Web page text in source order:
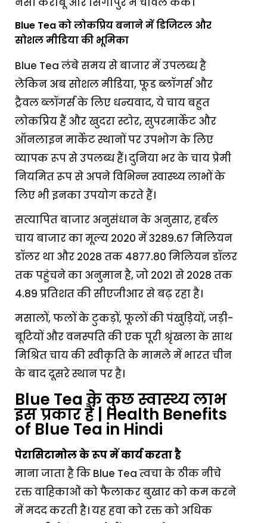
Blue Tea को लोकप्रिय बनाने में डिजिटल और
सोशल मीडिया की भूमिका
Blue Tea लंबे समय से बाजार में उपलब्ध है
लेकिन अब सोशल मीडिया, फूड ब्लॉगर्स और
ट्रैवल ब्लॉगर्स के लिए धन्यवाद, ये चाय बहुत
लोकप्रिय हैं और खुदरा स्टोर, सुपरमार्केट और
ऑनलाइन मार्केट स्थानों पर उपभोग के लिए
व्यापक रूप से उपलब्ध हैं। दुनिया भर के चाय प्रेमी
नियमित रूप से अपने विभिन्न स्वास्थ्य लाभों के
लिए भी इनका उपयोग करते हैं।
सत्यापित बाजार अनुसंधान के अनुसार, हर्बल
चाय बाजार का मूल्य 2020 में 3289.67 मिलियन
डॉलर था और 2028 तक 4877.80 मिलियन डॉलर
तक पहुंचने का अनुमान है, जो 2021 से 2028 तक
4.89 प्रतिशत की सीएजीआर से बढ़ रहा है।
मसालों, फलों के टुकड़ों, फूलों की पंखुड़ियों, जड़ी-
बूटियों और वनस्पति की एक पूरी श्रृंखला के साथ
मिश्रित चाय की स्वीकृति के मामले में भारत चीन
के बाद दूसरे स्थान पर है।
Blue Tea के कुछ स्वास्थ्य लाभ
इस प्रकार हैं | Health Benefits
of Blue Tea in Hindi
पेरासिटामोल के रूप में कार्य करता है
माना जाता है कि Blue Tea त्वचा के ठीक नीचे
रक्त वाहिकाओं को फैलाकर बुखार को कम करने
में मदद करती है। यह हवा को रक्त को अधिक